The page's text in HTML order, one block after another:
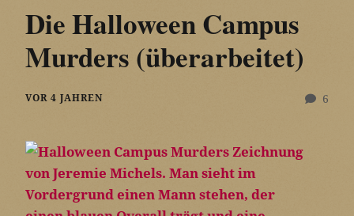
Die Halloween Campus
Murders (überarbeitet)
6
VOR 4 JAHREN